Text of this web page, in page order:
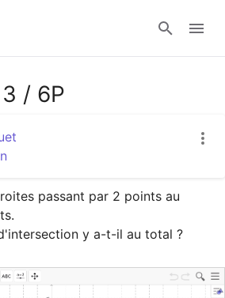
Se connecter
/ 6P
passant par 2 points au
y a-t-il au total ?